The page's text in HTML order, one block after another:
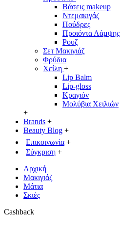
Βάσεις makeup
Ντεμακιγάζ
Πούδρες
Προιόντα Λάμψης
Ρουζ
Σετ Μακιγιάζ
Φρύδια
Χείλη +
Lip Balm
Lip-gloss
Κραγιόν
Μολύβια Χειλιών
+
Brands +
Beauty Blog +
Επικοινωνία +
Σύγκριση +
Αρχική
Μακιγιάζ
Μάτια
Σκιές
Cashback